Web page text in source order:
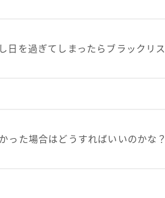
日を過ぎてしまったらブラックリ
った場合はどうすればいいのかな？